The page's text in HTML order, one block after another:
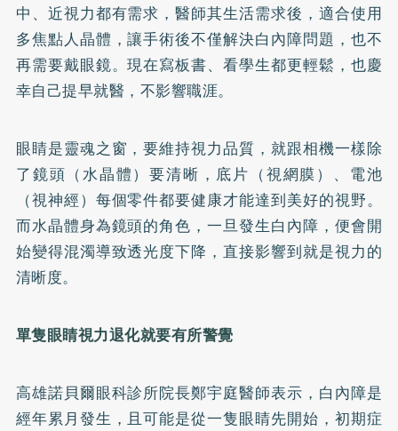
中、近視力都有需求，醫師其生活需求後，適合使用
多焦點人晶體，讓手術後不僅解決白內障問題，也不
再需要戴眼鏡。現在寫板書、看學生都更輕鬆，也慶
幸自己提早就醫，不影響職涯。
眼睛是靈魂之窗，要維持視力品質，就跟相機一樣除
了鏡頭（水晶體）要清晰，底片（視網膜）、電池
（視神經）每個零件都要健康才能達到美好的視野。
而水晶體身為鏡頭的角色，一旦發生白內障，便會開
始變得混濁導致透光度下降，直接影響到就是視力的
清晰度。
單隻眼睛視力退化就要有所警覺
高雄諾貝爾眼科診所院長鄭宇庭醫師表示，白內障是
經年累月發生，且可能是從一隻眼睛先開始，初期症